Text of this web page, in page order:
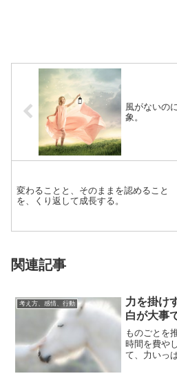
風がないの
象。
変わることと、そのままを認めること
を、くり返して成長する。
関連記事
考え方、感情、行動
力を掛け
白が大事
ものごとを
時間を費や
て、力いっ